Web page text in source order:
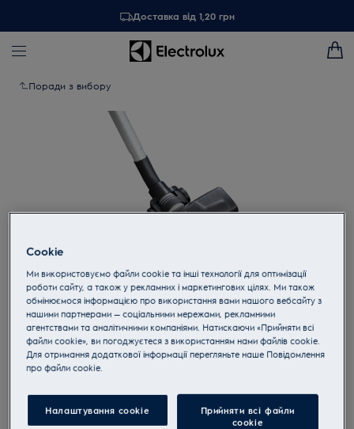
Доставка від 1,20 грн
Поради з вибору
Торкніться, щоб збільшити
ZE072
ZE072 Універсальна комбінована
насадка для підлоги з колесами
Cookie
Ми використовуємо файли cookie та інші технології для оптимізації
роботи сайту, а також у рекламних і маркетингових цілях. Ми також
обмінюємося інформацією про використання вами нашого вебсайту з
нашими партнерами — соціальними мережами, рекламними
агентствами та аналітичними компаніями. Натискаючи «Прийняти всі
файли cookie», ви погоджуєтеся з використанням нами файлів cookie.
Для отримання додаткової інформації перегляньте наше Пoвідомлення
прo файли cookie.
Налаштування cookie Прийняти всі файли
сookie